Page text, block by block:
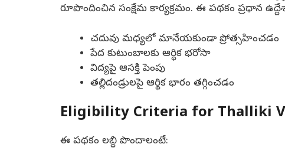
రూపొందించిన సంక్షేమ కార్యక్రమం. ఈ పథకం ప్రధాన
చదువు మధ్యలో మానేయకుండా ప్రోత్సహించడం
పేద కుటుంబాలకు ఆర్థిక భరోసా
విద్యపై ఆసక్తి పెంపు
తల్లిదండ్రులపై ఆర్థిక భారం తగ్గించడం
Eligibility Criteria for Thalliki
ఈ పథకం లబ్ధి పొందాలంటే: